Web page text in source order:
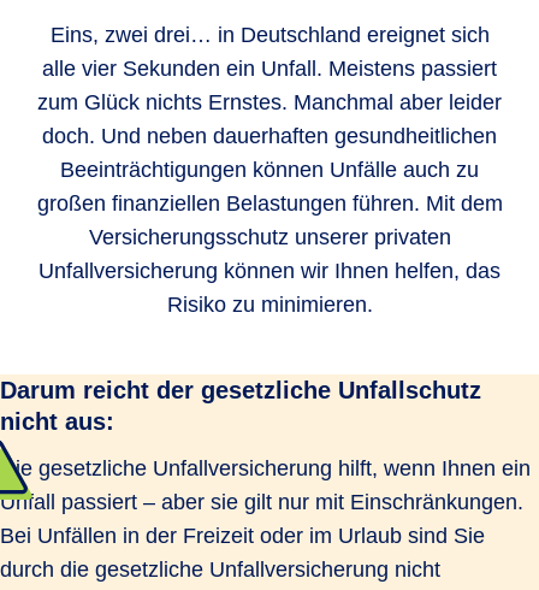
Eins, zwei drei… in Deutschland ereignet sich
alle vier Sekunden ein Unfall. Meistens passiert
zum Glück nichts Ernstes. Manchmal aber leider
doch. Und neben dauerhaften gesundheitlichen
Beeinträchtigungen können Unfälle auch zu
großen finanziellen Belastungen führen. Mit dem
Versicherungsschutz unserer privaten
Unfallversicherung können wir Ihnen helfen, das
Risiko zu minimieren.
Darum reicht der gesetzliche Unfallschutz
nicht aus:
Die gesetzliche Unfallversicherung hilft, wenn Ihnen ein
Unfall passiert – aber sie gilt nur mit Einschränkungen.
Bei Unfällen in der Freizeit oder im Urlaub sind Sie
durch die gesetzliche Unfallversicherung nicht